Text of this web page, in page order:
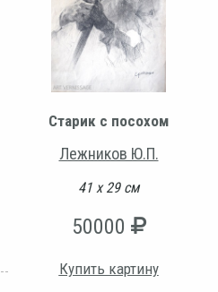
Старик с посохом
Лежников Ю.П.
41 х 29 см
50000
Купить картину